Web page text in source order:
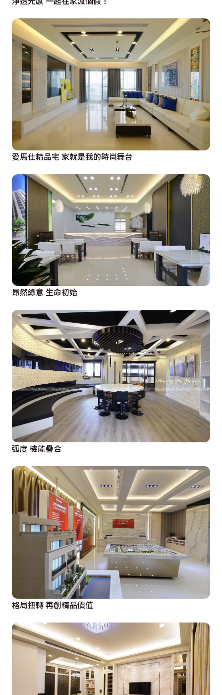
愛馬仕精品宅 家就是我的時尚舞台
昂然綠意 生命初始
弧度 機能疊合
格局扭轉 再創精品價值